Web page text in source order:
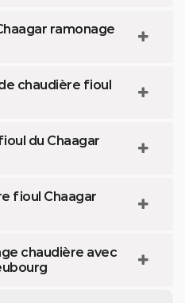
ramonage
chaudière fioul
du Chaagar
fioul Chaagar
chaudière avec